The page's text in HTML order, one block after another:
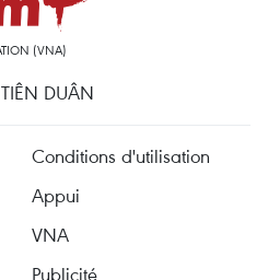
(VNA)
DUÂN
Conditions d'utilisation
Appui
VNA
Publicité